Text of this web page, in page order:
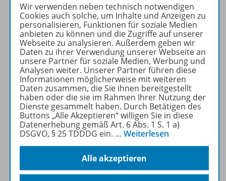
Produktinformationen
Beschreibung
Zugehörige Produkte
Planungshilfen
Digitale Unterrichtsmaterialien
Wir verwenden neben technisch notwendigen
Cookies auch solche, um Inhalte und Anzeigen zu
personalisieren, Funktionen für soziale Medien
anbieten zu können und die Zugriffe auf unserer
Webseite zu analysieren. Außerdem geben wir
Daten zu ihrer Verwendung unserer Webseite an
unsere Partner für soziale Medien, Werbung und
Analysen weiter. Unserer Partner führen diese
Informationen möglicherweise mit weiteren
Daten zusammen, die Sie ihnen bereitgestellt
haben oder die sie im Rahmen Ihrer Nutzung der
Dienste gesammelt haben. Durch Betätigen des
Buttons „Alle Akzeptieren“ willigen Sie in diese
Datenerhebung gemäß Art. 6 Abs. 1 S. 1 a)
DSGVO, § 25 TDDDG ein. … Weiterlesen
Alle akzeptieren